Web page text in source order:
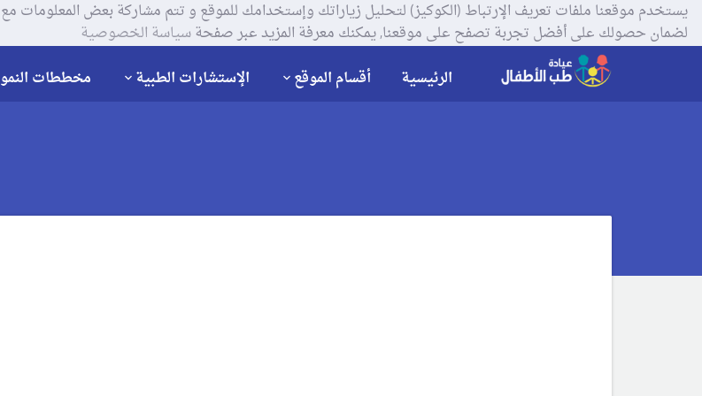
لضمان حصولك على أفضل تجربة تصفح على موقعنا, يمكنك معرفة المزيد عبر صفحةسياسة الخصوصية
الرئيسية أقسام الموقع الإستشارات الطبية مخططات النمو